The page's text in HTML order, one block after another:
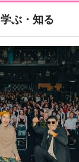
学ぶ・知る